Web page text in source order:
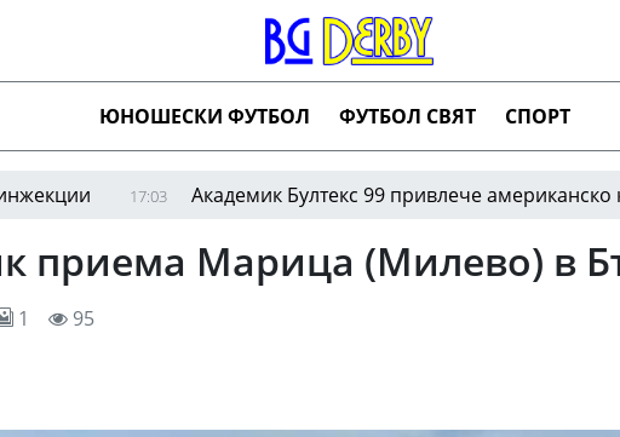
ЮНОШЕСКИ ФУТБОЛ ФУТБОЛ СВЯТ СПОРТ
17:03 Академик Бултекс 99 привлече американско крило
приема Марица (Милево) в
1 95